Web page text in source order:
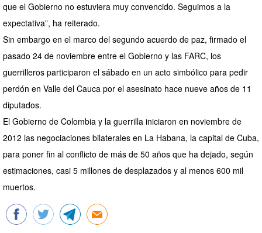
que el Gobierno no estuviera muy convencido. Seguimos a la
expectativa”, ha reiterado.
Sin embargo en el marco del segundo acuerdo de paz, firmado el
pasado 24 de noviembre entre el Gobierno y las FARC, los
guerrilleros participaron el sábado en un acto simbólico para pedir
perdón en Valle del Cauca por el asesinato hace nueve años de 11
diputados.
El Gobierno de Colombia y la guerrilla iniciaron en noviembre de
2012 las negociaciones bilaterales en La Habana, la capital de Cuba,
para poner fin al conflicto de más de 50 años que ha dejado, según
estimaciones, casi 5 millones de desplazados y al menos 600 mil
muertos.